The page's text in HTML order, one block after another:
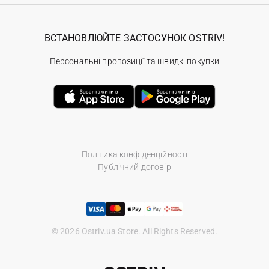
Політика конфіденційності
Публічний договір
© 2026 Ostriv.ua Store. All Rights Reserved.
ВСТАНОВЛЮЙТЕ ЗАСТОСУНОК OSTRIV!
Персональні пропозиції та швидкі покупки